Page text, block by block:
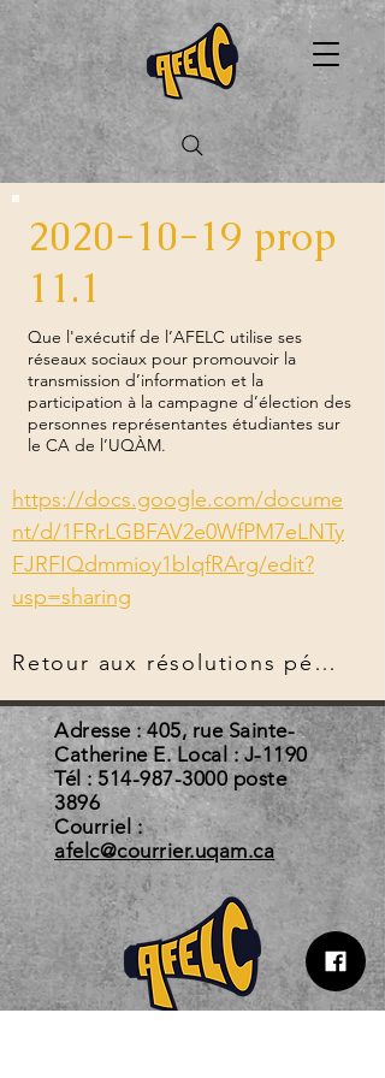
2020-10-19 prop
11.1
Que l'exécutif de l’AFELC utilise ses
réseaux sociaux pour promouvoir la
transmission d’information et la
participation à la campagne d’élection des
personnes représentantes étudiantes sur
le CA de l’UQÀM.
https://docs.google.com/docume
nt/d/1FRrLGBFAV2e0WfPM7eLNTy
FJRFIQdmmioy1bIqfRArg/edit?
usp=sharing
Retour aux résolutions pérennes
Adresse : 405, rue Sainte-
Catherine E. Local : J-1190
Tél :514-987-3000poste
3896
Courriel :
afelc@courrier.uqam.ca